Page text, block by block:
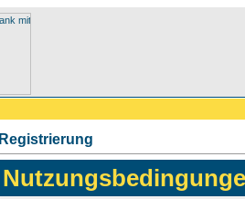
Registrierung